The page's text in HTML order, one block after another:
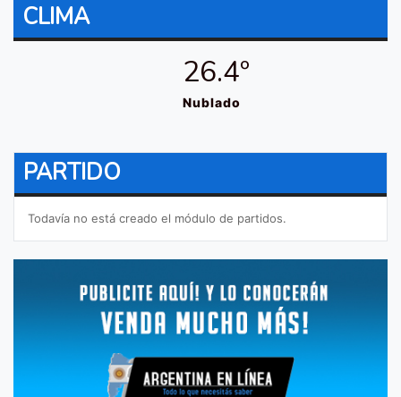
CLIMA
26.4º
Nublado
PARTIDO
Todavía no está creado el módulo de partidos.